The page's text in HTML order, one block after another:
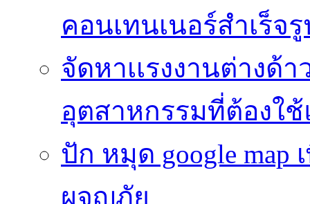
คอนเทนเนอร์สำเร็จ
จัดหาเเรงงานต่างด้
อุตสาหกรรมที่ต้องใช้
ปัก หมุด google map
ผจญภัย